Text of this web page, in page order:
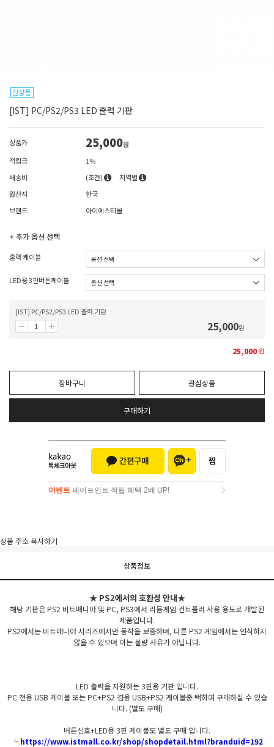
[IST] PC/PS2/PS3 LED 출력 기판
상품가 25,000원
적립금
1%
배송비
(조건)
지역별
원산지
한국
브랜드
아이에스티몰
+ 추가 옵션 선택
출력 케이블
LED용 3핀버튼케이블
[IST] PC/PS2/PS3 LED 출력 기판
25,000원
25,000원
장바구니 관심상품
구매하기
이벤트 페이포인트 적립 혜택 2배 UP!
상품 주소 복사하기
상품정보
★ PS2에서의 호환성 안내★
해당 기판은 PS2 비트매니아 및 PC, PS3에서 리듬게임 컨트롤러 사용 용도로 개발된
제품입니다.
PS2에서는 비트매니아 시리즈에서만 동작을 보증하며, 다른 PS2 게임에서는 인식하지
않을 수 있으며 이는 불량 사유가 아닙니다.
LED 출력을 지원하는 3핀용 기판 입니다.
PC 전용 USB 케이블 또는 PC+PS2 겸용 USB+PS2 케이블중 택하여 구매하실 수 있습
니다. (별도 구매)
버튼신호+LED용 3핀 케이블도 별도 구매 입니다.
└https://www.istmall.co.kr/shop/shopdetail.html?branduid=192